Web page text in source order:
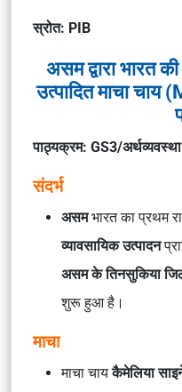
स्रोत: PIB
असम द्वारा भारत
उत्पादित माचा
पाठ्यक्रम: GS3/अर्थव्यवस्था
संदर्भ
असमभारत का प्रथम
व्यावसायिक उत्पादन
असम के तिनसुकिया जिले
शुरू हुआ है।
माचा
माचा चायकैमेलिया